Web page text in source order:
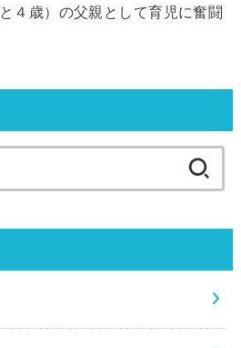
４歳）の父親として育児に奮闘
索: